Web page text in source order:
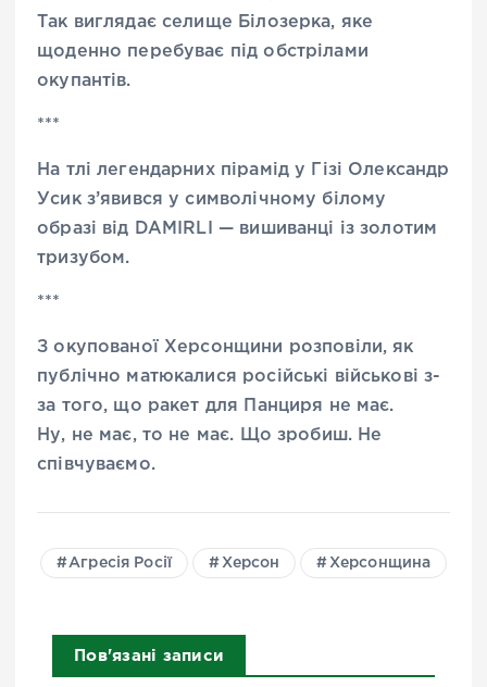
Так виглядає селище Білозерка, яке
щоденно перебуває під обстрілами
окупантів.
***
На тлі легендарних пірамід у Гізі Олександр
Усик з’явився у символічному білому
образі від DAMIRLI — вишиванці із золотим
тризубом.
***
З окупованої Херсонщини розповіли, як
публічно матюкалися російські військові з-
за того, що ракет для Панциря не має.
Ну, не має, то не має. Що зробиш. Не
співчуваємо.
Агресія Росії Херсон Херсонщина
Пов'язані записи